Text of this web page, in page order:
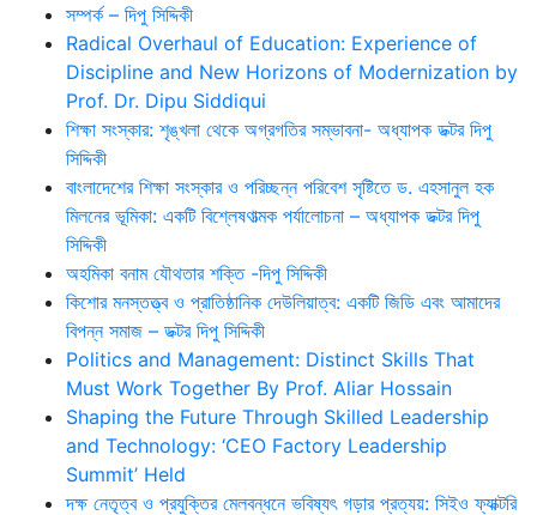
সম্পর্ক – দিপু সিদ্দিকী
Radical Overhaul of Education: Experience of
Discipline and New Horizons of Modernization by
Prof. Dr. Dipu Siddiqui
শিক্ষা সংস্কার: শৃঙ্খলা থেকে অগ্রগতির সম্ভাবনা- অধ্যাপক ডক্টর দিপু
সিদ্দিকী
বাংলাদেশের শিক্ষা সংস্কার ও পরিচ্ছন্ন পরিবেশ সৃষ্টিতে ড. এহসানুল হক
মিলনের ভূমিকা: একটি বিশ্লেষণাত্মক পর্যালোচনা – অধ্যাপক ডক্টর দিপু
সিদ্দিকী
অহমিকা বনাম যৌথতার শক্তি -দিপু সিদ্দিকী
কিশোর মনস্তত্ত্ব ও প্রাতিষ্ঠানিক দেউলিয়াত্ব: একটি জিডি এবং আমাদের
বিপন্ন সমাজ – ডক্টর দিপু সিদ্দিকী
Politics and Management: Distinct Skills That
Must Work Together By Prof. Aliar Hossain
Shaping the Future Through Skilled Leadership
and Technology: ‘CEO Factory Leadership
Summit’ Held
দক্ষ নেতৃত্ব ও প্রযুক্তির মেলবন্ধনে ভবিষ্যৎ গড়ার প্রত্যয়: সিইও ফ্যাক্টরি